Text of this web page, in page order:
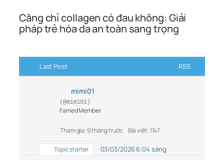
Căng chỉ collagen có đau không: Giải
pháp trẻ hóa da an toàn sang trọng
Last Post RSS
mimi01
(@mimi01)
Famed Member
Tham gia: 9 tháng trước Bài viết: 1147
Topic starter 03/03/2026 6:04 sáng